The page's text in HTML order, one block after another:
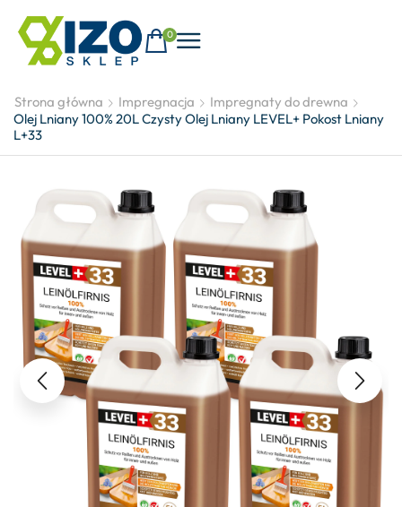
0
Strona główna Impregnacja
Impregnaty do drewna
Olej Lniany 100% 20L Czysty Olej Lniany LEVEL+ Pokost Lniany
L+33